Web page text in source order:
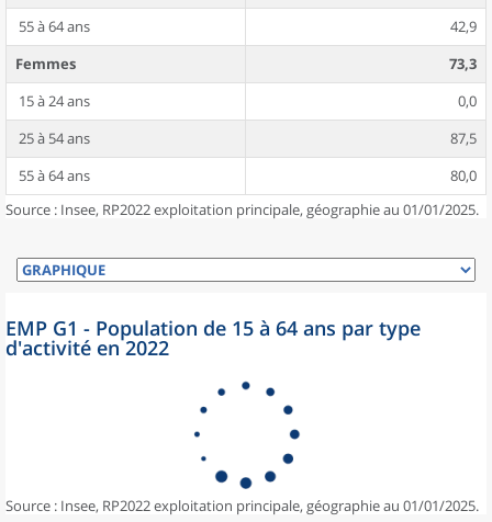
55 à 64 ans
42,9
Femmes
73,3
15 à 24 ans
0,0
25 à 54 ans
87,5
55 à 64 ans
80,0
Source : Insee, RP2022 exploitation principale, géographie au 01/01/2025.
EMP G1 - Population de 15 à 64 ans par type
d'activité en 2022
Source : Insee, RP2022 exploitation principale, géographie au 01/01/2025.